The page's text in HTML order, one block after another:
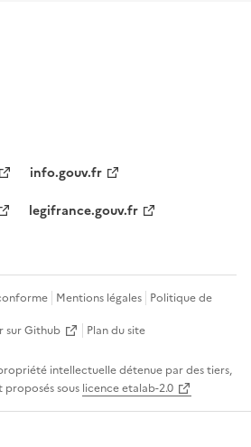
info.gouv.fr
legifrance.gouv.fr
Mentions légales Politique de
sur Github Plan du site
intellectuelle détenue par des tiers,
proposés sous licence etalab-2.0